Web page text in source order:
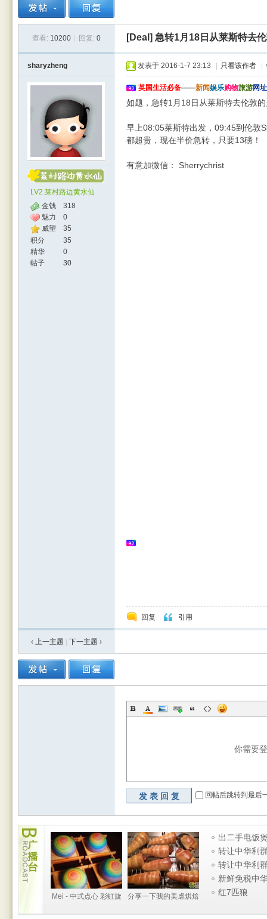
人网
S
查看: 10200 回复: 0 [Deal] 急转1月18日从莱斯特去
sharyzheng
LV2.莱村路边黄水仙
金钱
318
魅力
0
威望
35
积分
35
精华
0
帖子
30
发表于 2016-1-7 23:13 只看该作者
英国生活必备——新闻娱乐购物旅游网
如题，急转1月18日从莱斯特去伦敦
早上08:05莱斯特出发，09:45到伦敦
都超贵，现在半价急转，只要13磅！
有意加微信： Sherrychrist
回复 引用
‹ 上一主题 下一主题 ›
你需要
发表回复 回帖后跳转到最后
Mei - 中式点心 彩虹旋
分享一下我的美虐烘焙
出二手电饭
烧水壶 厨房
转让中华利
条
转让中华利
条
新鲜免税中
卖 已卖
红7匹狼